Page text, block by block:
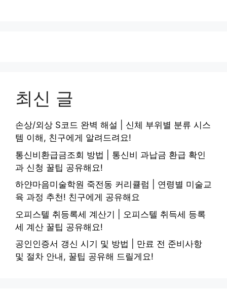
최신 글
손상/외상 S코드 완벽 해설 | 신체 부위별 분류 시스
템 이해, 친구에게 알려드려요!
통신비환급금조회 방법 | 통신비 과납금 환급 확인
과 신청 꿀팁 공유해요!
하얀마음미술학원 죽전동 커리큘럼 | 연령별 미술교
육 과정 추천! 친구에게 공유해요
오피스텔 취등록세 계산기 | 오피스텔 취득세 등록
세 계산 꿀팁 공유해요!
공인인증서 갱신 시기 및 방법 | 만료 전 준비사항
및 절차 안내, 꿀팁 공유해 드릴게요!